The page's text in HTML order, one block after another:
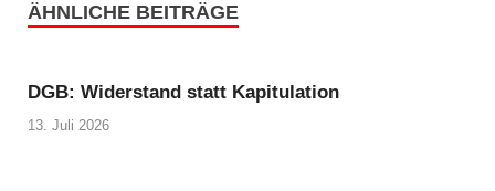
ÄHNLICHE BEITRÄGE
DGB: Widerstand statt Kapitulation
13. Juli 2026